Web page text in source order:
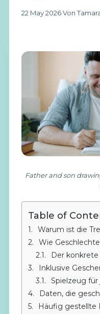
22 May 2026·Von
Father and son
Table of
Warum ist die Trennung in
Wie
Der konkrete Fall
Inklusive Geschenke:
Spielzeug
Daten, die
Häufig gestellte